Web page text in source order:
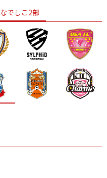
静岡 愛媛Ｌ
なでしこ2部